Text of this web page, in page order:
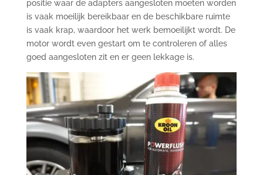
positie waar de adapters aangesloten moeten worden
is vaak moeilijk bereikbaar en de beschikbare ruimte
is vaak krap, waardoor het werk bemoeilijkt wordt. De
motor wordt even gestart om te controleren of alles
goed aangesloten zit en er geen lekkage is.